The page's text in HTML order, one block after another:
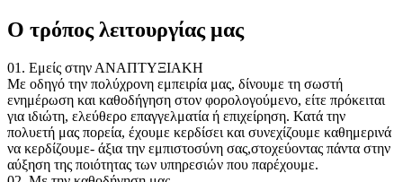
Ο τρόπος λειτουργίας μας
01. Εμείς στην ΑΝΑΠΤΥΞΙΑΚΗ
Με οδηγό την πολύχρονη εμπειρία μας, δίνουμε τη σωστή
ενημέρωση και καθοδήγηση στον φορολογούμενο, είτε πρόκειται
για ιδιώτη, ελεύθερο επαγγελματία ή επιχείρηση. Κατά την
πολυετή μας πορεία, έχουμε κερδίσει και συνεχίζουμε καθημερινά
να κερδίζουμε- άξια την εμπιστοσύνη σας,στοχεύοντας πάντα στην
αύξηση της ποιότητας των υπηρεσιών που παρέχουμε.